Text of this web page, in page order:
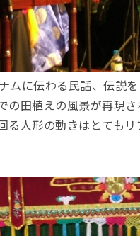
ムに伝わる民話、伝説
の田植えの風景が再現
る人形の動きはとても